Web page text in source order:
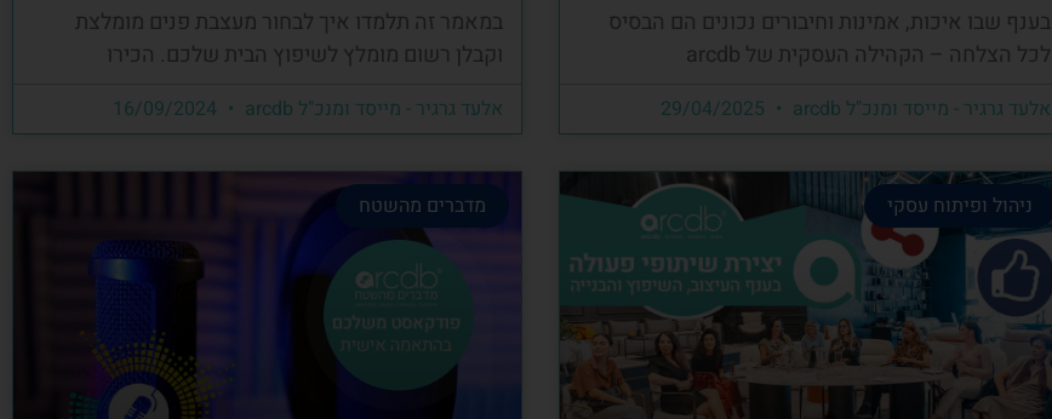
בענף שבו איכות, אמינות וחיבורים נכונים הם הבסיס
לכל הצלחה – הקהילה העסקית של arcdb
אלעד גרגיר - מייסד ומנכ"ל arcdb
במאמר זה תלמדו איך לבחור מעצבת פנים מומלצת
וקבלן רשום מומלץ לשיפוץ הבית שלכם. הכירו
אלעד גרגיר - מייסד ומנכ"ל arcdb
ניהול ופיתוח עסקי מדברים מהשטח